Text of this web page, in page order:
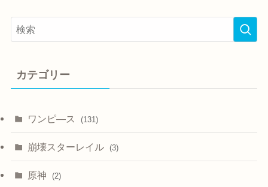
カテゴリー
ワンピ―ス (131)
崩壊スターレイル (3)
原神 (2)